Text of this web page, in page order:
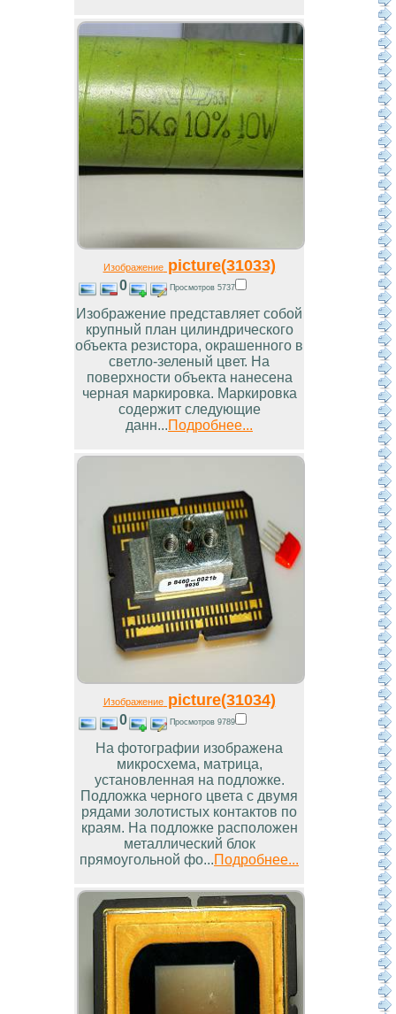
Изображениеpicture(31033)
0 Просмотров 5737
Изображение представляет собой
крупный план цилиндрического
объекта резистора, окрашенного в
светло-зеленый цвет. На
поверхности объекта нанесена
черная маркировка. Маркировка
содержит следующие
данн...Подробнее...
Изображениеpicture(31034)
0 Просмотров 9789
На фотографии изображена
микросхема, матрица,
установленная на подложке.
Подложка черного цвета с двумя
рядами золотистых контактов по
краям. На подложке расположен
металлический блок
прямоугольной фо...Подробнее...